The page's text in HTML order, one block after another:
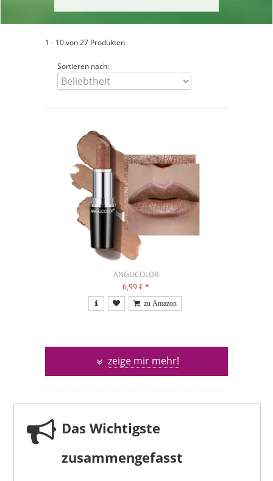
1 - 10 von 27 Produkten
Sortieren nach:
ANGLICOLOR
6,99 €*
zeige mir mehr!
Das Wichtigste
zusammengefasst